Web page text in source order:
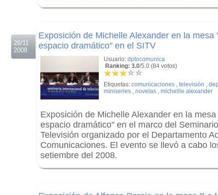
26/11
2008
Exposición de Michelle Alexander en la mesa
espacio dramático" en el SITV
Usuario: dptocomunica
Ranking: 3.0/5.0 (84 votos)
Etiquetas: comunicaciones , televisión ,
miniseries , novelas , michellle alexander
Exposición de Michelle Alexander en la
espacio dramático" en el marco del
Televisión organizado por el Departamento
Comunicaciones. El evento se llevó a cabo
setiembre del 2008.